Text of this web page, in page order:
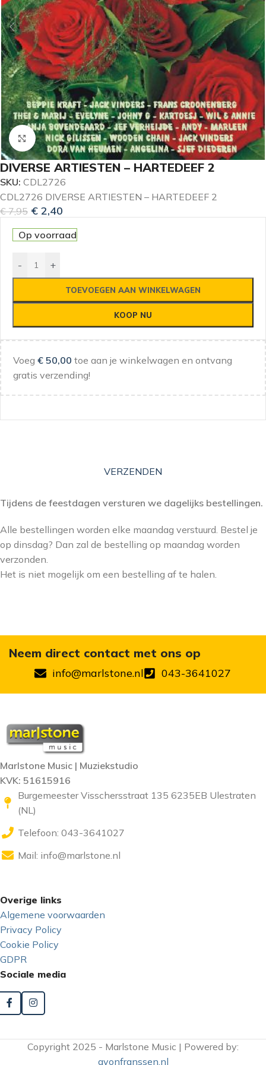
Klik om te vergroten
DIVERSE ARTIESTEN – HARTEDEEF 2
SKU: CDL2726
CDL2726 DIVERSE ARTIESTEN – HARTEDEEF 2
€7,95 € 2,40
Op voorraad
- +
TOEVOEGEN AAN WINKELWAGEN
KOOP NU
Voeg € 50,00 toe aan je winkelwagen en ontvang
gratis verzending!
VERZENDEN
Tijdens de feestdagen versturen we dagelijks bestellingen.
Alle bestellingen worden elke maandag verstuurd. Bestel je
op dinsdag? Dan zal de bestelling op maandag worden
verzonden.
Het is niet mogelijk om een bestelling af te halen.
Neem direct contact met ons op
info@marlstone.nl 043-3641027
Marlstone Music | Muziekstudio
KVK: 51615916
Burgemeester Visschersstraat 135 6235EB Ulestraten
(NL)
Telefoon: 043-3641027
Mail: info@marlstone.nl
Overige links
Algemene voorwaarden
Privacy Policy
Cookie Policy
GDPR
Sociale media
Copyright 2025 - Marlstone Music | Powered by:
gyonfranssen.nl